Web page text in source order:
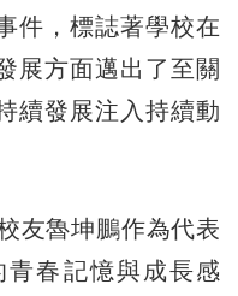
件，標誌著學校在
展方面邁出了至關
續發展注入持續動
魯坤鵬作為代表
春記憶與成長感